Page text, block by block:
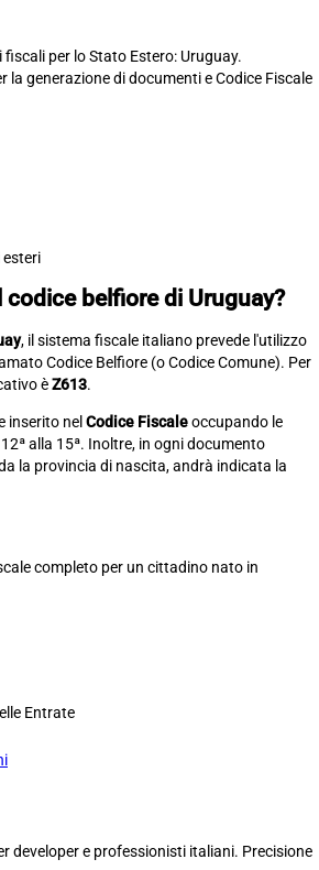
per lo Stato Estero: Uruguay.
la generazione di documenti e Codice Fiscale
belfiore di Uruguay?
, il sistema fiscale italiano prevede l'utilizzo
Codice Belfiore (o Codice Comune). Per
èZ613.
inserito nel Codice Fiscaleoccupando le
alla 15ª. Inoltre, in ogni documento
la provincia di nascita, andrà indicata la
completo per un cittadino nato in
Entrate
developer e professionisti italiani. Precisione